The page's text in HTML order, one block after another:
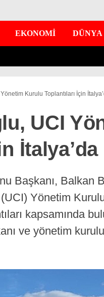
EKONOMİ DÜNYA
Kurulu Toplantıları İçin
UCI
İtalya’da
Başkanı, Balkan
Yönetim
kapsamında
ve yönetim